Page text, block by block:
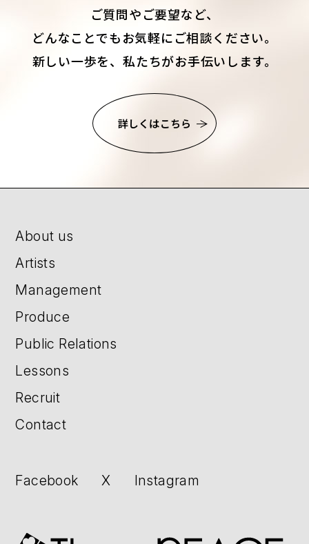
ご質問やご要望など、
どんなことでもお気軽にご相談ください。
新しい一歩を、私たちがお手伝いします。
詳しくはこちら
About us
Artists
Management
Produce
Public Relations
Lessons
Recruit
Contact
Facebook X Instagram